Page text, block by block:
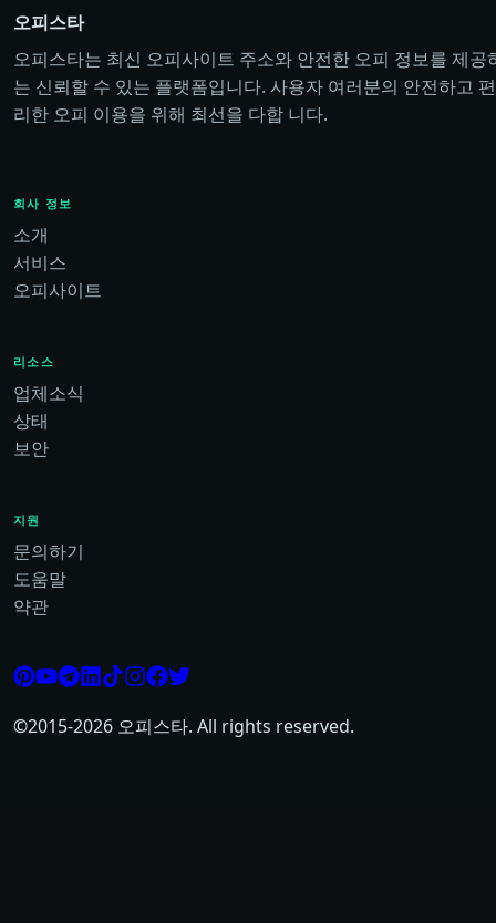
오피스타
오피스타는 최신 오피사이트 주소와 안전한 오피 정보를 제공
는 신뢰할 수 있는 플랫폼입니다. 사용자 여러분의 안전하고 편
리한 오피 이용을 위해 최선을 다합 니다.
회사 정보
소개
서비스
오피사이트
리소스
업체소식
상태
보안
지원
문의하기
도움말
약관
©2015-2026 오피스타. All rights reserved.